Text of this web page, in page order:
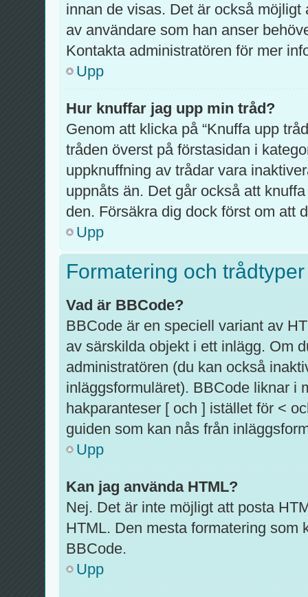
innan de visas. Det är också
av användare som han anser
Kontakta administratören för mer
Upp
Hur knuffar jag upp min tråd?
Genom att klicka på “Knuffa upp
tråden överst på förstasidan i
uppknuffning av trådar vara
uppnåts än. Det går också att
den. Försäkra dig dock först om att
Upp
Formatering och trådtyper
Vad är BBCode?
BBCode är en speciell variant av
av särskilda objekt i ett inlägg. Om
administratören (du kan också
inläggsformuläret). BBCode liknar i
hakparanteser [ och ] istället för <
guiden som kan nås från
Upp
Kan jag använda HTML?
Nej. Det är inte möjligt att posta
HTML. Den mesta formatering som
BBCode.
Upp